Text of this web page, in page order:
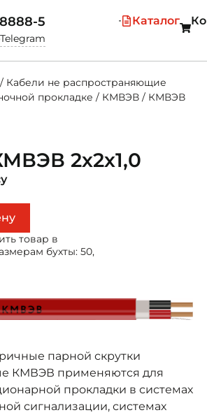
Каталог
5
Telegram
/ Кабели не распространяющие
прокладке / КМВЭВ / КМВЭВ
2х2х1,0
товар в
бухты: 50,
парной скрутки
КМВЭВ применяются для
прокладки в системах
сигнализации, системах